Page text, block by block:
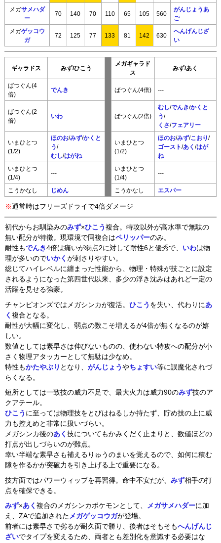
メガサメハダ
ー
70 140 70 110 65 105 560
がんじょうあ
ご
メガゲッコウ
ガ
72 125 77 133 81 142 630
へんげんじざ
い
ギャラドス みず/ひこう
メガギャラド
ス
みず/あく
ばつぐん(4
倍)
でんき ばつぐん(4倍) ---
ばつぐん(2
倍)
いわ ばつぐん(2倍)
むし/でんき/かくと
う/
くさ/フェアリー
いまひとつ
(1/2)
ほのお/みず/かくと
う/
むし/はがね
いまひとつ
(1/2)
ほのお/みず/こおり/
ゴースト/あく /はが
ね
いまひとつ
(1/4)
---
いまひとつ
(1/4)
---
こうかなし じめん こうかなし エスパー
※通常時はフリーズドライで4倍ダメージ
初代からお馴染みのみず×ひこう複合。特攻以外が高水準で無駄の
無い配分が特徴。現環境で同複合はペリッパーのみ。
耐性もでんき4倍は痛いが弱点2に対して耐性6と優秀で、 いわは物
理が多いのでいかくが刺さりやすい。
総じてハイレベルに纏まった性能から、物理・特殊が技ごとに設定
されるようになった第四世代以来、多少の浮き沈みはあれど一定の
活躍を見せる強豪。
チャンピオンズではメガシンカが復活。ひこう を失い、代わりに あ
く複合となる。
耐性が大幅に変化し、弱点の数こそ増えるが4倍が無くなるのが嬉
しい。
数値としては素早さは伸びないものの、使わない特攻への配分が小
さく物理アタッカーとして無駄は少なめ。
特性もかたやぶり となり、がんじょうやちょすい等に誤魔化されづ
らくなる。
短所としては一致技の威力不足で、最大火力は威力90のみず技のア
クアテール。
ひこう に至っては物理技をとびはねるしか持たず、貯め技の上に威
力も控えめと非常に扱いづらい。
メガシンカ後のあく技についてもかみくだく止まりと、数値ほどの
打点が出しづらいのが難点。
幸い半端な素早さも補えるりゅうのまいを覚えるので、如何に積む
隙を作るかが突破力を引き上げる上で重要になる。
技方面ではパワーウィップを再習得。命中不安だが、みず相手の打
点を確保できる。
みず×あく複合のメガシンカポケモンとして、 メガサメハダーに加
え、ZAで追加されたメガゲッコウガが登場。
前者には素早さで劣るが耐久面で勝り、後者はそもそもへんげんじ
ざいでタイプを変えるため、両者とも差別化を意識する必要はな